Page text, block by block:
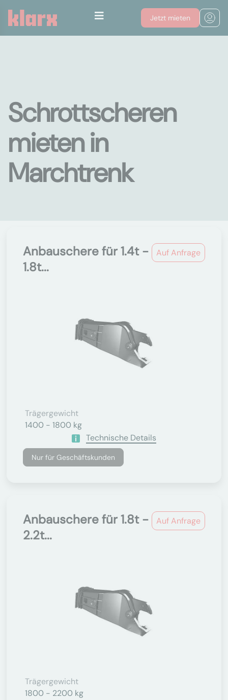
Jetzt mieten
Schrottscheren
mieten in
Marchtrenk
Auf Anfrage
Anbauschere für 1.4t -
1.8t...
Trägergewicht
1400 - 1800 kg
Technische Details
Nur für Geschäftskunden
Auf Anfrage
Anbauschere für 1.8t -
2.2t...
Trägergewicht
1800 - 2200 kg